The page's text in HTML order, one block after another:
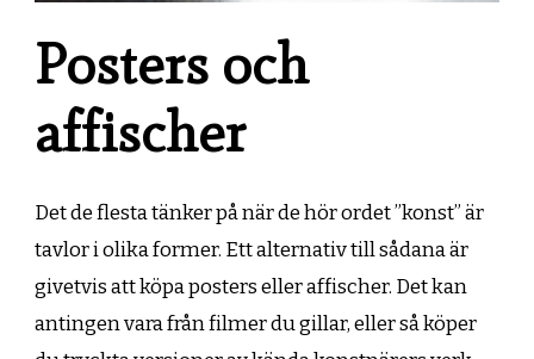
Posters och
affischer
Det de flesta tänker på när de hör ordet ”konst” är
tavlor i olika former. Ett alternativ till sådana är
givetvis att köpa posters eller affischer. Det kan
antingen vara från filmer du gillar, eller så köper